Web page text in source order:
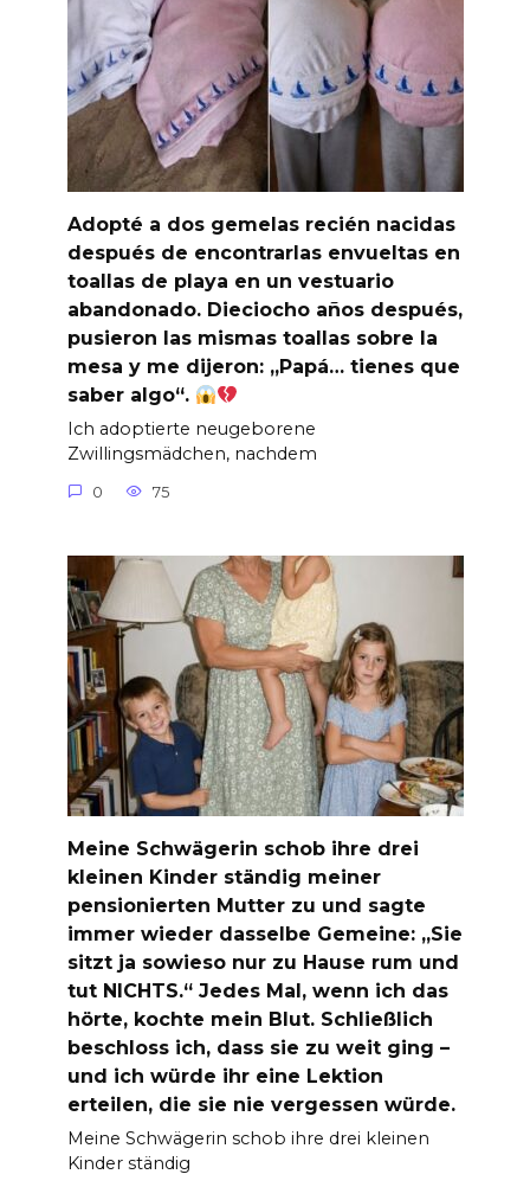
Adopté a dos gemelas recién nacidas
después de encontrarlas envueltas en
toallas de playa en un vestuario
abandonado. Dieciocho años después,
pusieron las mismas toallas sobre la
mesa y me dijeron: „Papá… tienes que
saber algo“.
Ich adoptierte neugeborene
Zwillingsmädchen, nachdem
0 75
Meine Schwägerin schob ihre drei
kleinen Kinder ständig meiner
pensionierten Mutter zu und sagte
immer wieder dasselbe Gemeine: „Sie
sitzt ja sowieso nur zu Hause rum und
tut NICHTS.“ Jedes Mal, wenn ich das
hörte, kochte mein Blut. Schließlich
beschloss ich, dass sie zu weit ging –
und ich würde ihr eine Lektion
erteilen, die sie nie vergessen würde.
Meine Schwägerin schob ihre drei kleinen
Kinder ständig